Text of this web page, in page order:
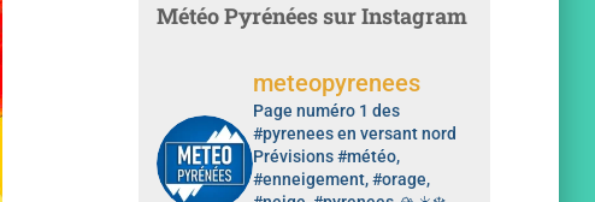
Météo Pyrénées sur Instagram
meteopyrenees
Page numéro 1 des
#pyrenees en versant nord
Prévisions #météo,
#enneigement, #orage,